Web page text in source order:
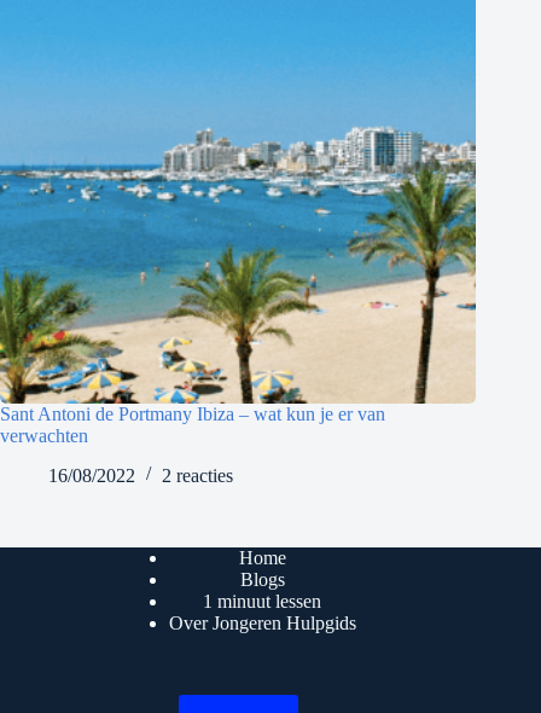
Sant Antoni de Portmany Ibiza – wat kun je er van
verwachten
16/08/2022
2 reacties
Home
Blogs
1 minuut lessen
Over Jongeren Hulpgids